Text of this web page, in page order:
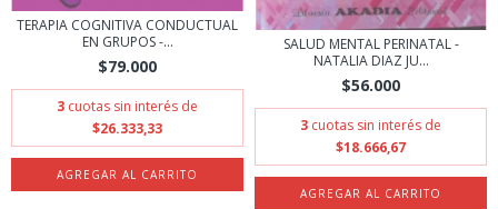
TERAPIA COGNITIVA CONDUCTUAL
EN GRUPOS -...
$79.000
3 cuotas sin interés de
$26.333,33
SALUD MENTAL PERINATAL -
NATALIA DIAZ JU...
$56.000
3 cuotas sin interés de
$18.666,67